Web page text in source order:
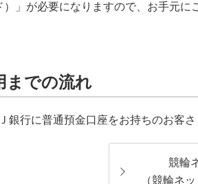
）」が必要になりますので、お手元に
までの流れ
銀行に普通預金口座をお持ちのお客さ
競輪
（競輪ネ